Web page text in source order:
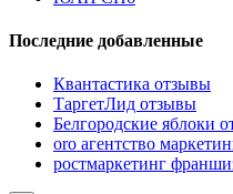
Последние добавленные
Квантастика отзывы
ТаргетЛид отзывы
Белгородские яблоки
oro агентство
ростмаркетинг